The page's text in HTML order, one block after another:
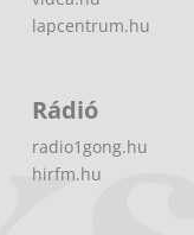
lapcentrum.hu
Rádió
radio1gong.hu
hirfm.hu